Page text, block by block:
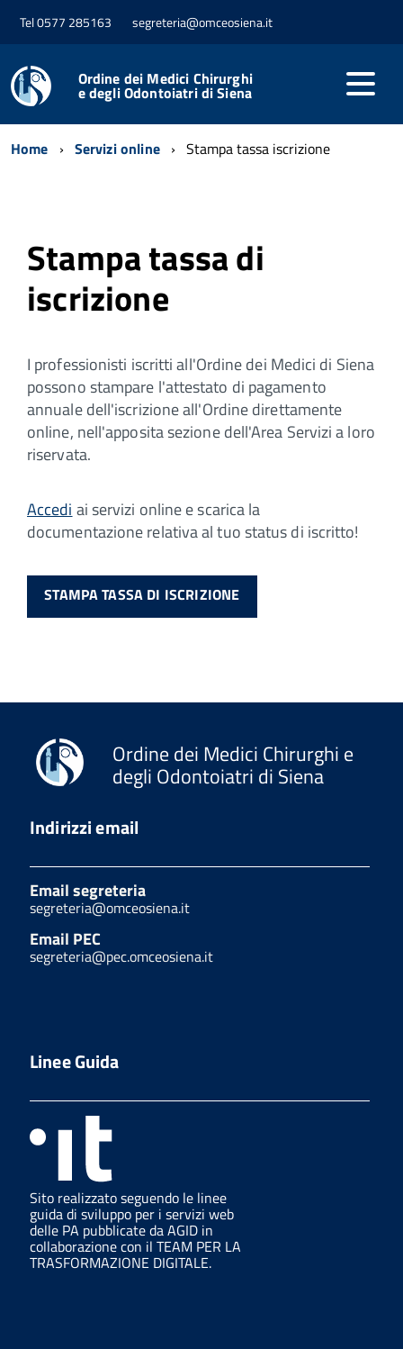
Tel 0577 285163 segreteria@omceosiena.it
Ordine dei Medici Chirurghi
e degli Odontoiatri di Siena
Home Servizi online Stampa tassa iscrizione
Stampa tassa di
iscrizione
I professionisti iscritti all'Ordine dei Medici di Siena
possono stampare l'attestato di pagamento
annuale dell'iscrizione all'Ordine direttamente
online, nell'apposita sezione dell'Area Servizi a loro
riservata.
Accedi ai servizi online e scarica la
documentazione relativa al tuo status di iscritto!
STAMPA TASSA DI ISCRIZIONE
Ordine dei Medici Chirurghi e
degli Odontoiatri di Siena
Indirizzi email
Email segreteria
segreteria@omceosiena.it
Email PEC
segreteria@pec.omceosiena.it
Linee Guida
Sito realizzato seguendo le linee
guida di sviluppo per i servizi web
delle PA pubblicate da AGID in
collaborazione con il TEAM PER LA
TRASFORMAZIONE DIGITALE.